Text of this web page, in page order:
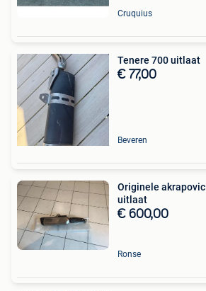
Cruquius
Tenere 700 uitlaat
€ 77,00
Beveren
Originele akrapovic tenere world rally
uitlaat
€ 600,00
Ronse